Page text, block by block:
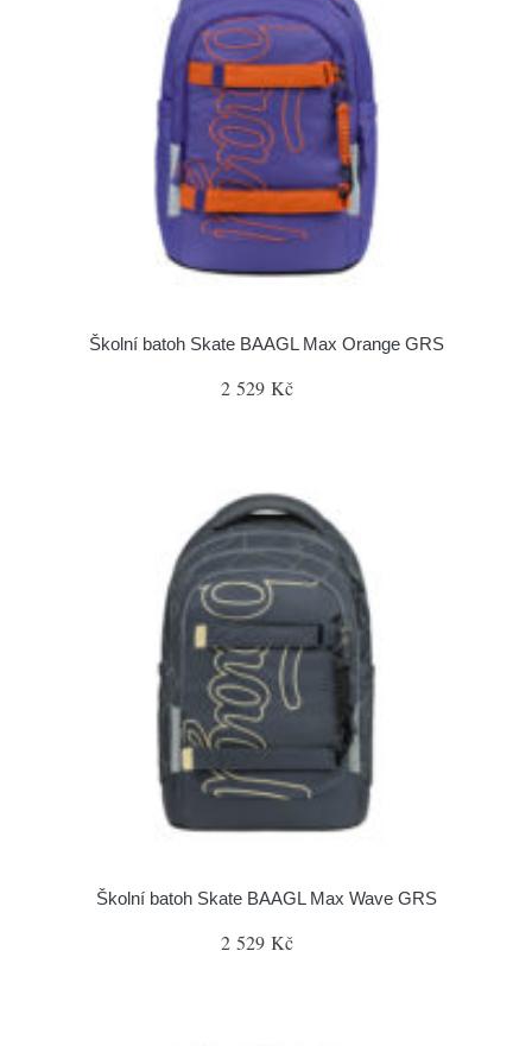
Školní batoh Skate BAAGL Max Orange GRS
2 529 Kč
Školní batoh Skate BAAGL Max Wave GRS
2 529 Kč